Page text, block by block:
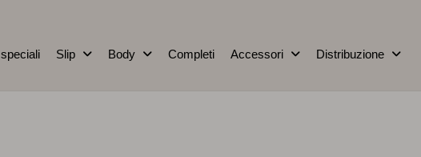
Slip Body Completi Accessori Distribuzione